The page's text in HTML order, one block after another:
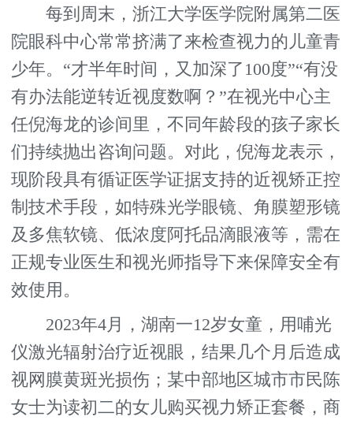
每到周末，浙江大学医学院附属第二医
院眼科中心常常挤满了来检查视力的儿童青
少年。“才半年时间，又加深了100度”“有没
有办法能逆转近视度数啊？”在视光中心主
任倪海龙的诊间里，不同年龄段的孩子家长
们持续抛出咨询问题。对此，倪海龙表示，
现阶段具有循证医学证据支持的近视矫正控
制技术手段，如特殊光学眼镜、角膜塑形镜
及多焦软镜、低浓度阿托品滴眼液等，需在
正规专业医生和视光师指导下来保障安全有
效使用。
2023年4月，湖南一12岁女童，用哺光
仪激光辐射治疗近视眼，结果几个月后造成
视网膜黄斑光损伤；某中部地区城市市民陈
女士为读初二的女儿购买视力矫正套餐，商